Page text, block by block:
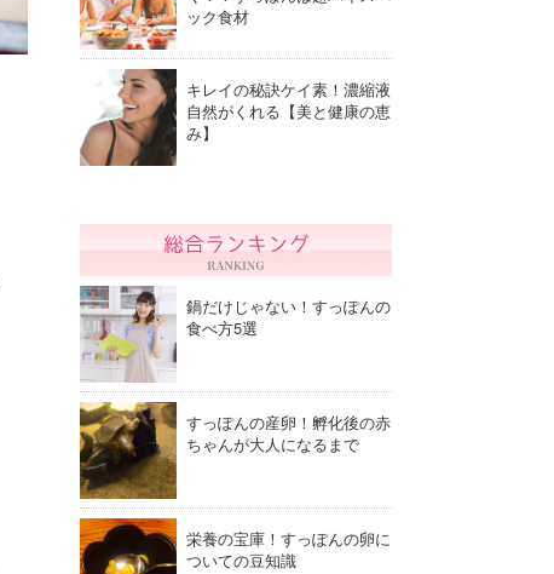
ック食材
キレイの秘訣ケイ素！濃縮液
自然がくれる【美と健康の恵
み】
鍋だけじゃない！すっぽんの
食べ方5選
すっぽんの産卵！孵化後の赤
ちゃんが大人になるまで
栄養の宝庫！すっぽんの卵に
ついての豆知識